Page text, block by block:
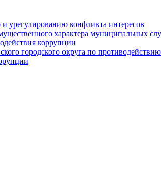
урегулированию конфликта интересов
характера муниципальных
коррупции
городского округа по